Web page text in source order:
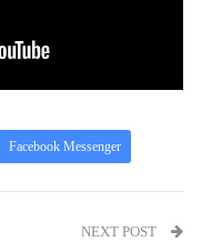
Facebook Messenger
NEXT POST